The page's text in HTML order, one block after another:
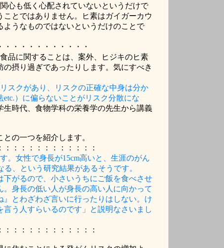
心も低く心配されていないというだけで
とではありません。ヒ素はガイガーカウ
うなものではないというだけのことで
・・・・・・・・・・
品に関することは、案外、ヒジキのヒ素
摂り過ぎであったりします。気にすべき
スクがあり、リスクの正確な中身は分か
etc.）に偏らないことがリスク分散にな
生時代、食物学科の栄養学の先生から講義
の一つを紹介します。
：：：：：：：：：：：
。女性で身長が15cm高いと、生涯のがん
、という研究結果があるそうです。
がるので、小さいうちにご飯を食べさせ
身長の低い人が身長の高い人に向かって
』とわざわざ言いに行ったりはしない。け
う人すらいるのです」と説明なさいまし
：：：：：：：：：：：